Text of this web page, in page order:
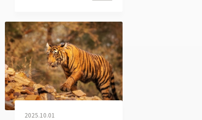
2025.10.01